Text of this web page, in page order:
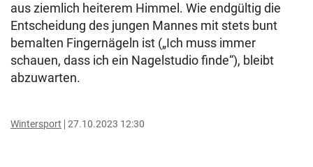
aus ziemlich heiterem Himmel. Wie endgültig die
Entscheidung des jungen Mannes mit stets bunt
bemalten Fingernägeln ist („Ich muss immer
schauen, dass ich ein Nagelstudio finde“), bleibt
abzuwarten.
Wintersport 27.10.2023 12:30